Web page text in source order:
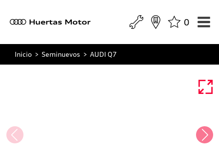
a Huertas Motor 0
Inicio > Seminuevos > AUDI Q7